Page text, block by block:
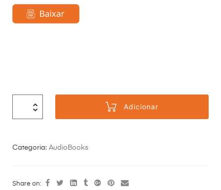
Adicionar
Categoria: AudioBooks
Share on: